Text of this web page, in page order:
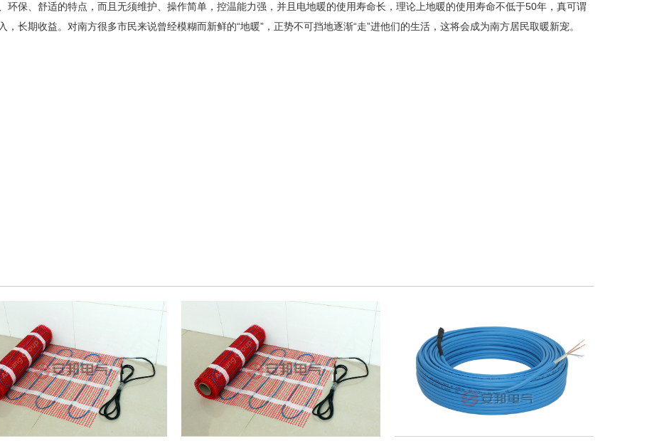
环保、舒适的特点，而且无须维护、操作简单，控温能力强，并且电地暖的使用寿命长，理论上地暖的使用寿命不低于50年，真可谓
，长期收益。对南方很多市民来说曾经模糊而新鲜的“地暖”，正势不可挡地逐渐“走”进他们的生活，这将会成为南方居民取暖新宠。